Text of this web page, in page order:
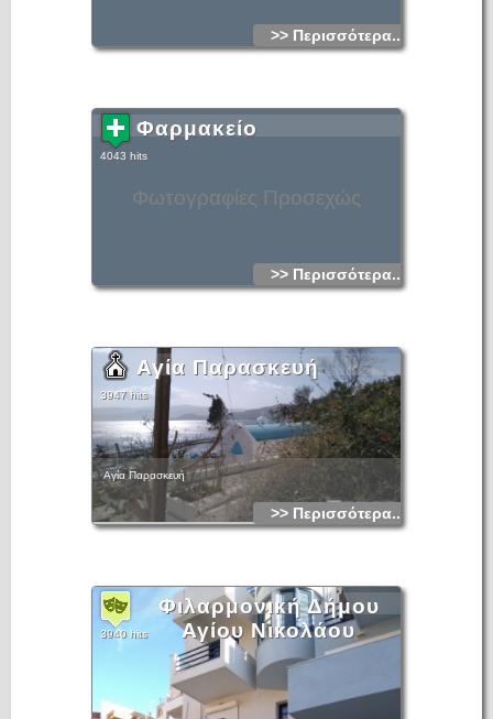
>> Περισσότερα...
Φωτογραφίες Προσεχώς
Φαρμακείο
4043 hits
>> Περισσότερα...
Αγία Παρασκευή
3947 hits
Αγία Παρασκευή
>> Περισσότερα...
Φιλαρμονική Δήμου
Αγίου Νικολάου
3940 hits